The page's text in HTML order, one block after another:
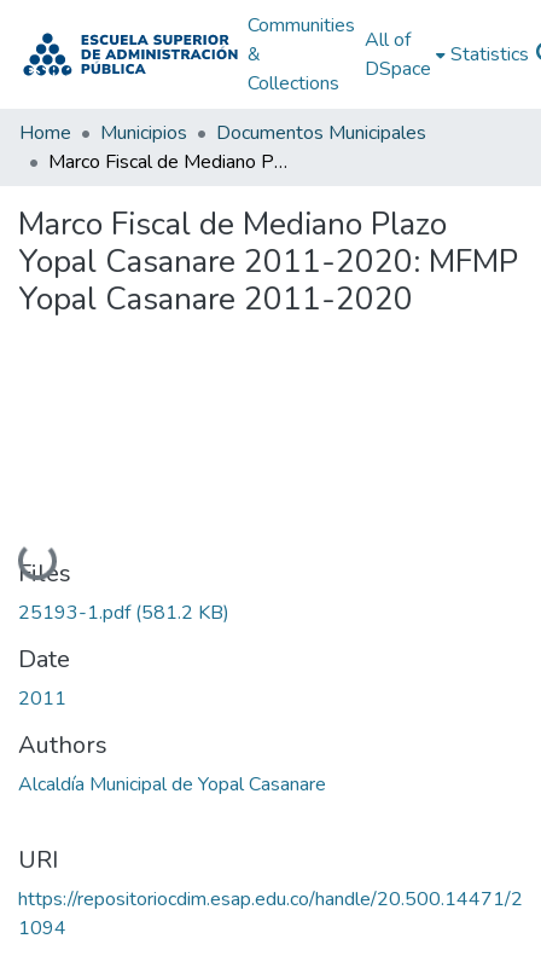
Communities
&
Collections
All of
DSpace
Statistics
Home Municipios
Documentos Municipales
Marco Fiscal de Mediano Plazo Yopal Casanare 2011-2020: MFMP Yopal Casanare 2011-2020
Marco Fiscal de Mediano Plazo
Yopal Casanare 2011-2020: MFMP
Yopal Casanare 2011-2020
Loading...
Files
25193-1.pdf(581.2 KB)
Date
2011
Authors
Alcaldía Municipal de Yopal Casanare
URI
https://repositoriocdim.esap.edu.co/handle/20.500.14471/2
1094